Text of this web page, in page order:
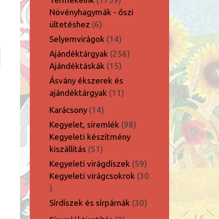
termék
Növényhagymák - őszi
ültetéshez 66
termék
Selyemvirágok 1414
termék
Ajándéktárgyak 256256
Ajándéktáskák 1515
termék
Ásvány ékszerek és
ajándéktárgyak
1111
Karácsony 1414
termék
Kegyelet, síremlék 9898
Kegyeleti készítmény
kiszállítás 5151
termék
Kegyeleti virágdíszek 5959
termék
Kegyeleti virágcsokrok 30
30
termék
Sírdíszek és sírpárnák 3030